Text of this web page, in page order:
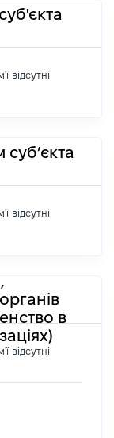
відсутні
відсутні
в
відсутні